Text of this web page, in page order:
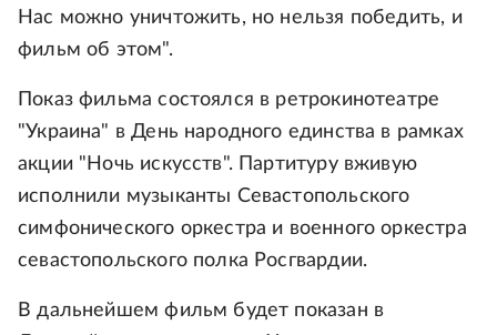
Нас можно уничтожить, но нельзя победить, и
фильм об этом".
Показ фильма состоялся в ретрокинотеатре
"Украина" в День народного единства в рамках
акции "Ночь искусств". Партитуру вживую
исполнили музыканты Севастопольского
симфонического оркестра и военного оркестра
севастопольского полка Росгвардии.
В дальнейшем фильм будет показан в